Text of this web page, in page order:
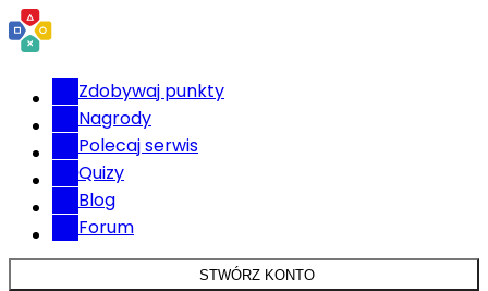
Zdobywaj punkty
Nagrody
Polecaj serwis
Quizy
Blog
Forum
STWÓRZ KONTO